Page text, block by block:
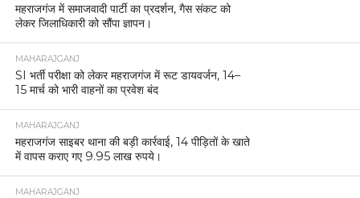
महराजगंज में समाजवादी पार्टी का प्रदर्शन, गैस संकट को
लेकर जिलाधिकारी को सौंपा ज्ञापन।
MAHARAJGANJ
SI भर्ती परीक्षा को लेकर महराजगंज में रूट डायवर्जन, 14–
15 मार्च को भारी वाहनों का प्रवेश बंद
MAHARAJGANJ
महराजगंज साइबर थाना की बड़ी कार्रवाई, 14 पीड़ितों के खाते
में वापस कराए गए 9.95 लाख रुपये।
MAHARAJGANJ